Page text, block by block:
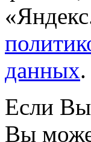
данных.
Если Вы
Вы